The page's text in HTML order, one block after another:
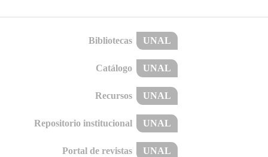
Bibliotecas UNAL
Catálogo UNAL
Recursos UNAL
Repositorio institucional UNAL
Portal de revistas UNAL